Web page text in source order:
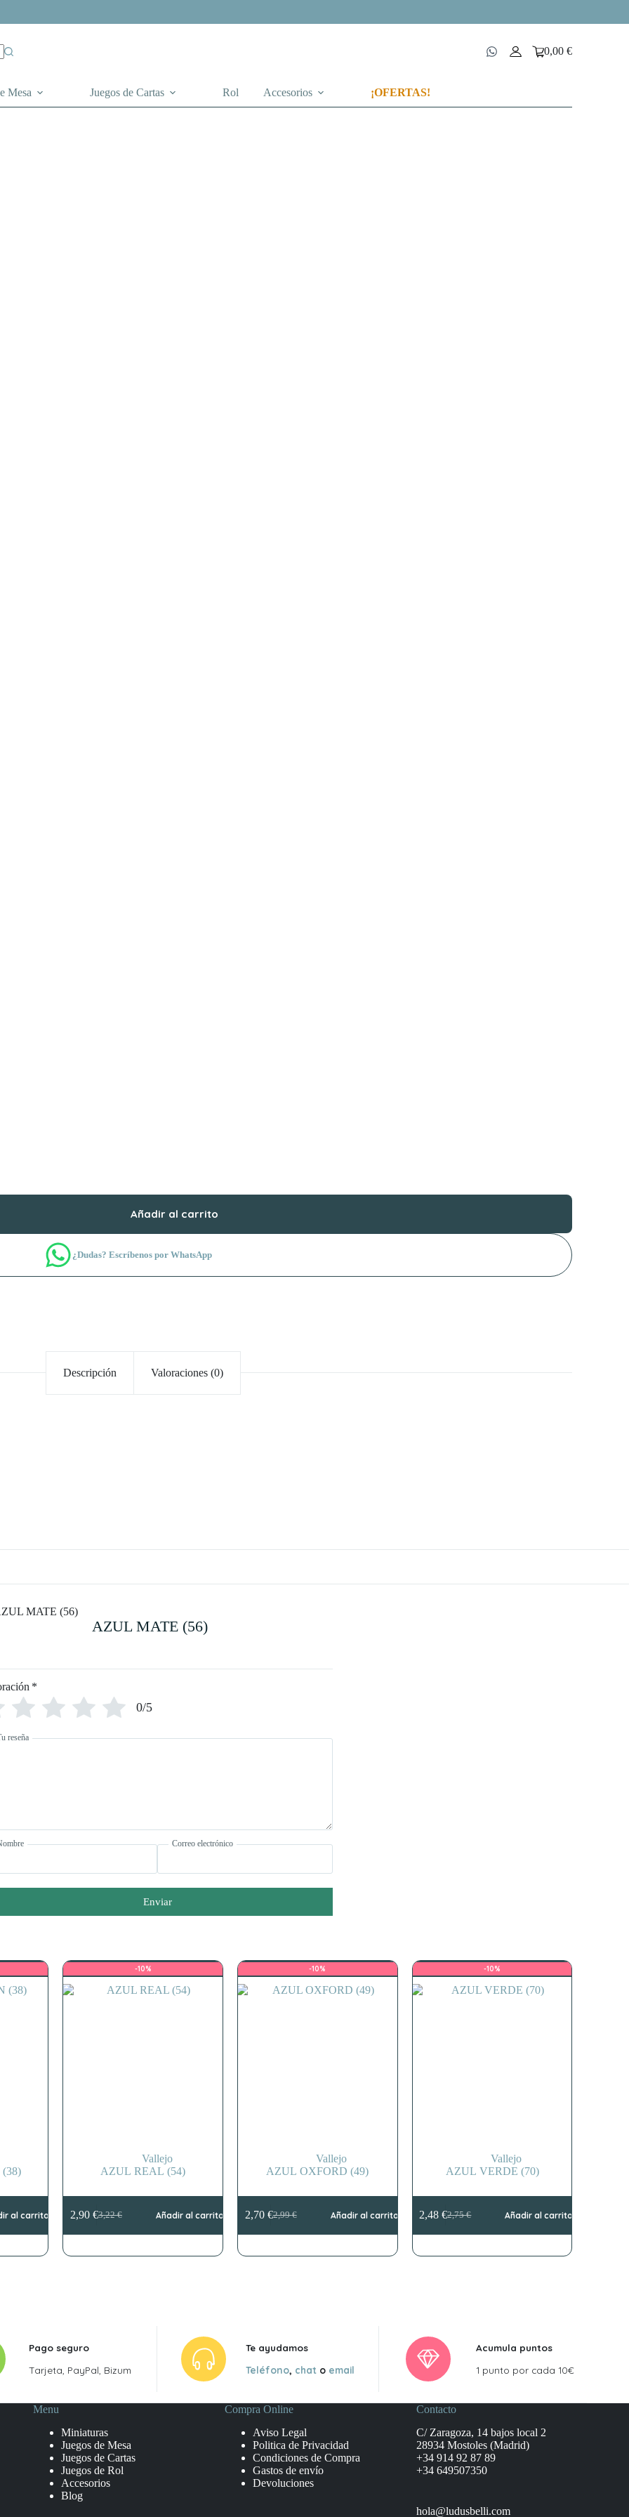
Carro
0,00€
Mesa Juegos de Cartas Rol Accesorios ¡OFERTAS!
Añadir al carrito
¿Dudas? Escríbenos por WhatsApp
Descripción Valoraciones (0)
AZUL MATE (56)
*
0/5
reseña
Correo electrónico
Enviar
al carrito
-10%
Vallejo
AZUL REAL (54)
3,22€
El
precio
era:
2,90€El
precio
es:
Añadir al carrito
-10%
Vallejo
AZUL OXFORD (49)
2,99€
El
precio
era:
2,70 €El
precio
es:
Añadir al carrito
-10%
Vallejo
AZUL VERDE (70)
2,75€
El
precio
era:
2,48€El
precio
es:
Añadir al carrito
Pago seguro
Tarjeta, PayPal, Bizum
Te ayudamos
Teléfono, chato email
Acumula puntos
1 punto por cada 10€
Menu
Miniaturas
Juegos de Mesa
Juegos de Cartas
Juegos de Rol
Accesorios
Blog
Compra Online
Aviso Legal
Politica de Privacidad
Condiciones de Compra
Gastos de envío
Devoluciones
Contacto
C/ Zaragoza, 14 bajos local 2
28934 Mostoles (Madrid)
+34 914 92 87 89
+34 649507350
hola@ludusbelli.com